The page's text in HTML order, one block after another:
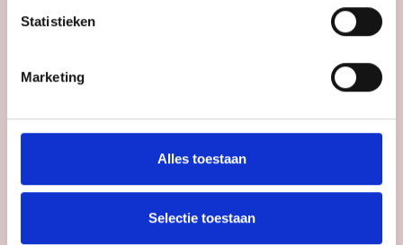
Statistieken
Marketing
Alles toestaan
Selectie toestaan
Ik ben:
Jeugdprofessional
Onderwijsprofessional